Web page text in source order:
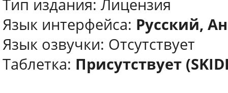
Тип издания: Лицензия
Язык интерфейса: Русский,
Язык озвучки: Отсутствует
Таблетка: Присутствует